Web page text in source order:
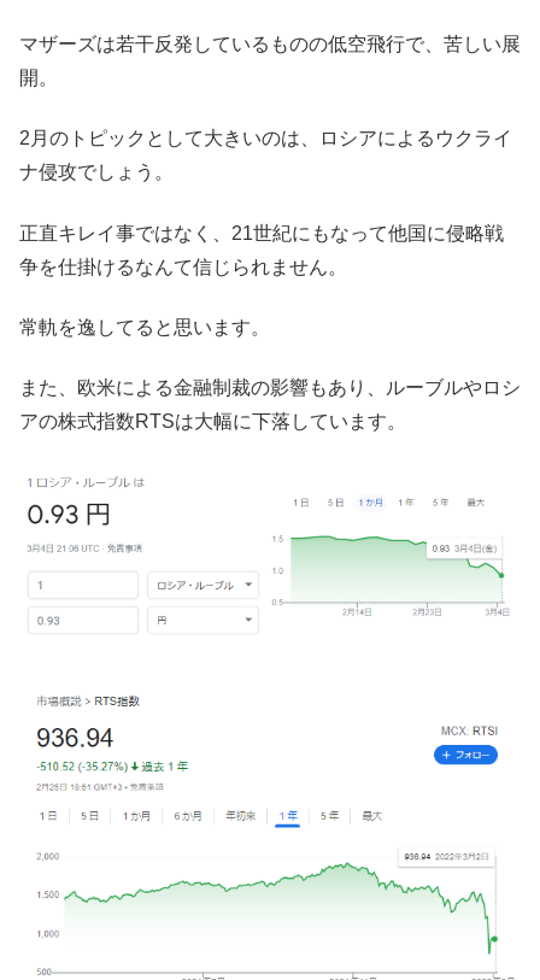
マザーズは若干反発しているものの低空飛行で、苦しい展
開。
2月のトピックとして大きいのは、ロシアによるウクライ
ナ侵攻でしょう。
正直キレイ事ではなく、21世紀にもなって他国に侵略戦
争を仕掛けるなんて信じられません。
常軌を逸してると思います。
また、欧米による金融制裁の影響もあり、ルーブルやロシ
アの株式指数RTSは大幅に下落しています。